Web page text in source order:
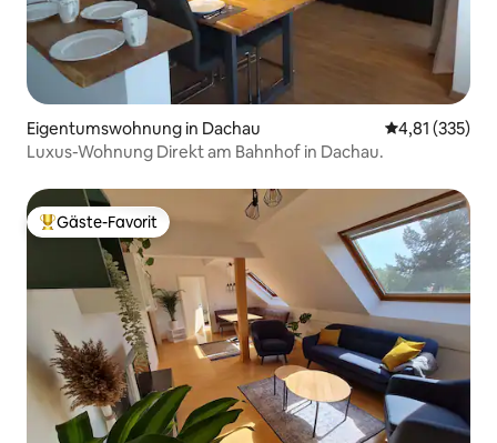
Eigentumswohnung in Dachau
4,81 (335)
Luxus-Wohnung Direkt am Bahnhof in Dachau.
Beliebter Gäste-Favorit.
Gäste-Favorit